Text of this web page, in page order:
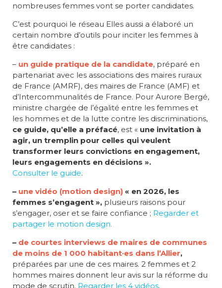
nombreuses femmes vont se porter candidates.
C’est pourquoi le réseau Elles aussi a élaboré un
certain nombre d’outils pour inciter les femmes à
être candidates :
– un guide pratique de la candidate, préparé en
partenariat avec les associations des maires ruraux
de France (AMRF), des maires de France (AMF) et
d’Intercommunalités de France. Pour Aurore Bergé,
ministre chargée de l’égalité entre les femmes et
les hommes et de la lutte contre les discriminations,
ce guide, qu’elle a préfacé, est « une invitation à
agir, un tremplin pour celles qui veulent
transformer leurs convictions en engagement,
leurs engagements en décisions ».
Consulter le guide.
– une vidéo (motion design) « en 2026, les
femmes s’engagent », plusieurs raisons pour
s’engager, oser et se faire confiance ; Regarder et
partager le motion design.
– de courtes interviews de maires de communes
de moins de 1 000 habitant·es dans l’Allier,
préparées par une de ces maires. 2 femmes et 2
hommes maires donnent leur avis sur la réforme du
mode de scrutin. Regarder les 4 vidéos.